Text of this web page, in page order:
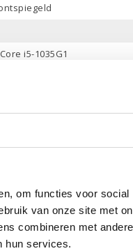
om functies voor
van onze site met
combineren met
hun services.
i5-1035G1
3.6 GHz
Graphics